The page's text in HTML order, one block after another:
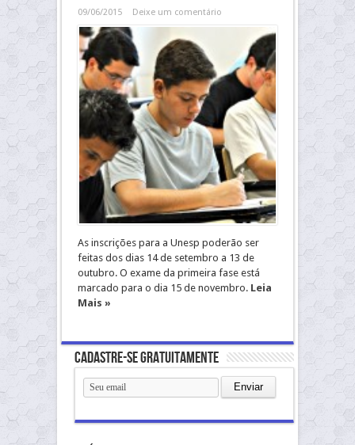
09/06/2015 Deixe um comentário
As inscrições para a Unesp poderão ser
feitas dos dias 14 de setembro a 13 de
outubro. O exame da primeira fase está
marcado para o dia 15 de novembro. Leia
Mais »
Cadastre-se gratuitamente